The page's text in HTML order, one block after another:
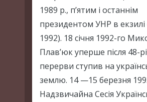
1989 р., п’ятим і останнім
президентом УНР в екзилі
1992). 18 січня 1992-го
Плав’юк уперше після 48-
перерви ступив на
землю. 14 —15 березня
Надзвичайна Сесія